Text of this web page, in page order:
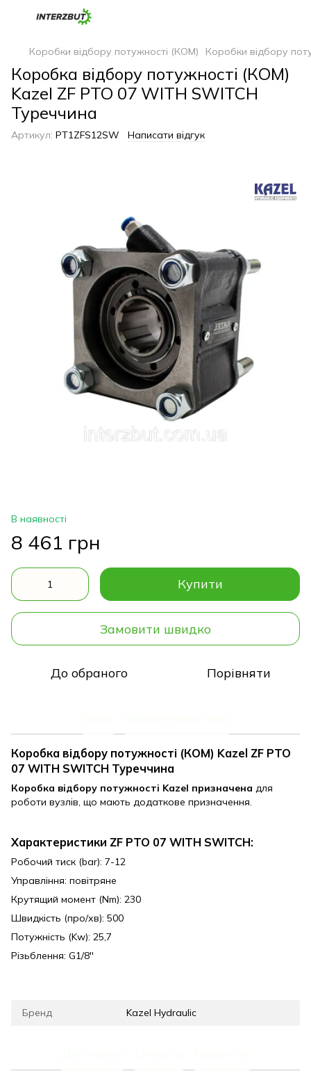
Коробки відбору потужності (КОМ) Коробки відбору
Коробка відбору потужності (КОМ)
Kazel ZF PTO 07 WITH SWITCH
Туреччина
Артикул: PT1ZFS12SW Написати відгук
В наявності
8 461 грн
Купити
Замовити швидко
До обраного Порівняти
Коробка відбору потужності (КОМ) Kazel ZF PTO
07 WITH SWITCH Туреччина
Коробка відбору потужності Kazel призначена для
роботи вузлів, що мають додаткове призначення.
Характеристики ZF PTO 07 WITH SWITCH:
Робочий тиск (bar): 7-12
Управління: повітряне
Крутящий момент (Nm): 230
Швидкість (про/хв): 500
Потужність (Kw): 25,7
Різьблення: G1/8''
Бренд Kazel Hydraulic